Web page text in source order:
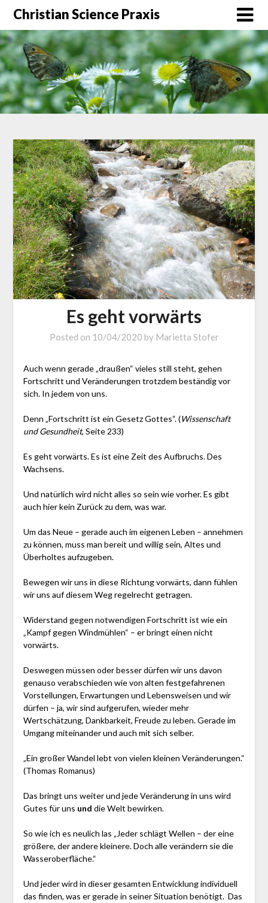
Christian Science Praxis
Es geht vorwärts
Posted on 10/04/2020 by Marietta Stofer
Auch wenn gerade „draußen“ vieles still steht, gehen
Fortschritt und Veränderungen trotzdem beständig vor
sich. In jedem von uns.
Denn „Fortschritt ist ein Gesetz Gottes“. (Wissenschaft
und Gesundheit, Seite 233)
Es geht vorwärts. Es ist eine Zeit des Aufbruchs. Des
Wachsens.
Und natürlich wird nicht alles so sein wie vorher. Es gibt
auch hier kein Zurück zu dem, was war.
Um das Neue – gerade auch im eigenen Leben – annehmen
zu können, muss man bereit und willig sein, Altes und
Überholtes aufzugeben.
Bewegen wir uns in diese Richtung vorwärts, dann fühlen
wir uns auf diesem Weg regelrecht getragen.
Widerstand gegen notwendigen Fortschritt ist wie ein
„Kampf gegen Windmühlen“ – er bringt einen nicht
vorwärts.
Deswegen müssen oder besser dürfen wir uns davon
genauso verabschieden wie von alten festgefahrenen
Vorstellungen, Erwartungen und Lebensweisen und wir
dürfen – ja, wir sind aufgerufen, wieder mehr
Wertschätzung, Dankbarkeit, Freude zu leben. Gerade im
Umgang miteinander und auch mit sich selber.
„Ein großer Wandel lebt von vielen kleinen Veränderungen.“
(Thomas Romanus)
Das bringt uns weiter und jede Veränderung in uns wird
Gutes für uns und die Welt bewirken.
So wie ich es neulich las „Jeder schlägt Wellen – der eine
größere, der andere kleinere. Doch alle verändern sie die
Wasseroberfläche.“
Und jeder wird in dieser gesamten Entwicklung individuell
das finden, was er gerade in seiner Situation benötigt. Das